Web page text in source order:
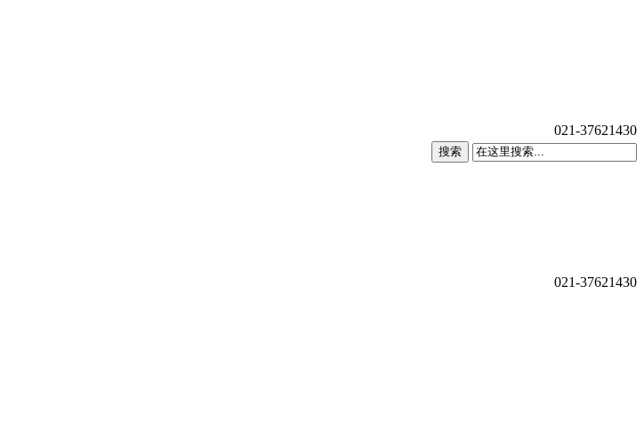
021-37621430
搜索
021-37621430